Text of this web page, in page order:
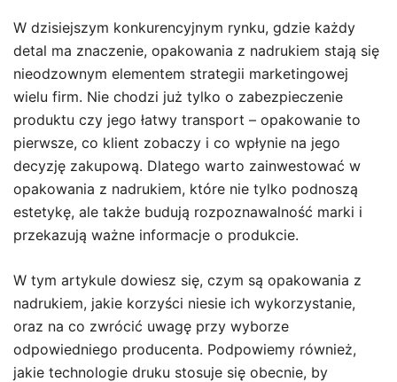
W dzisiejszym konkurencyjnym rynku, gdzie każdy
detal ma znaczenie, opakowania z nadrukiem stają się
nieodzownym elementem strategii marketingowej
wielu firm. Nie chodzi już tylko o zabezpieczenie
produktu czy jego łatwy transport – opakowanie to
pierwsze, co klient zobaczy i co wpłynie na jego
decyzję zakupową. Dlatego warto zainwestować w
opakowania z nadrukiem, które nie tylko podnoszą
estetykę, ale także budują rozpoznawalność marki i
przekazują ważne informacje o produkcie.
W tym artykule dowiesz się, czym są opakowania z
nadrukiem, jakie korzyści niesie ich wykorzystanie,
oraz na co zwrócić uwagę przy wyborze
odpowiedniego producenta. Podpowiemy również,
jakie technologie druku stosuje się obecnie, by